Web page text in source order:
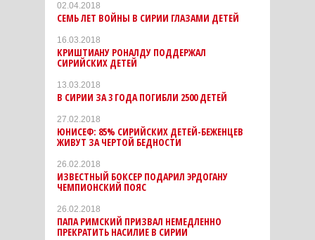
02.04.2018
СЕМЬ ЛЕТ ВОЙНЫ В СИРИИ ГЛАЗАМИ ДЕТЕЙ
16.03.2018
КРИШТИАНУ РОНАЛДУ ПОДДЕРЖАЛ
СИРИЙСКИХ ДЕТЕЙ
13.03.2018
В СИРИИ ЗА 3 ГОДА ПОГИБЛИ 2500 ДЕТЕЙ
27.02.2018
ЮНИСЕФ: 85% СИРИЙСКИХ ДЕТЕЙ-БЕЖЕНЦЕВ
ЖИВУТ ЗА ЧЕРТОЙ БЕДНОСТИ
26.02.2018
ИЗВЕСТНЫЙ БОКСЕР ПОДАРИЛ ЭРДОГАНУ
ЧЕМПИОНСКИЙ ПОЯС
26.02.2018
ПАПА РИМСКИЙ ПРИЗВАЛ НЕМЕДЛЕННО
ПРЕКРАТИТЬ НАСИЛИЕ В СИРИИ